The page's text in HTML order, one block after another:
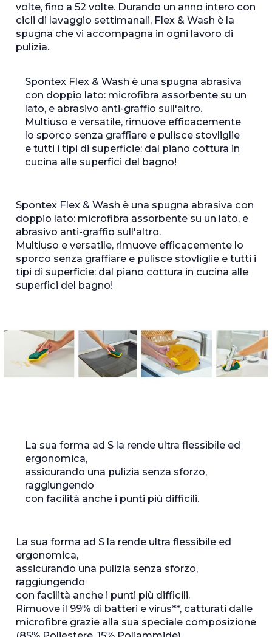
volte, fino a 52 volte. Durando un anno intero con
cicli di lavaggio settimanali, Flex & Wash è la
spugna che vi accompagna in ogni lavoro di
pulizia.
Spontex Flex & Wash è una spugna abrasiva
con doppio lato: microfibra assorbente su un
lato, e abrasivo anti-graffio sull'altro.
Multiuso e versatile, rimuove efficacemente
lo sporco senza graffiare e pulisce stovliglie
e tutti i tipi di superficie: dal piano cottura in
cucina alle superfici del bagno!
Spontex Flex & Wash è una spugna abrasiva con
doppio lato: microfibra assorbente su un lato, e
abrasivo anti-graffio sull'altro.
Multiuso e versatile, rimuove efficacemente lo
sporco senza graffiare e pulisce stovliglie e tutti i
tipi di superficie: dal piano cottura in cucina alle
superfici del bagno!
La sua forma ad S la rende ultra flessibile ed
ergonomica,
assicurando una pulizia senza sforzo,
raggiungendo
con facilità anche i punti più difficili.
La sua forma ad S la rende ultra flessibile ed
ergonomica,
assicurando una pulizia senza sforzo,
raggiungendo
con facilità anche i punti più difficili.
Rimuove il 99% di batteri e virus**, catturati dalle
microfibre grazie alla sua speciale composizione